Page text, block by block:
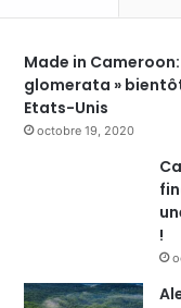
Made in
glomerata »
Etats-Unis
octobre 19, 2020
!